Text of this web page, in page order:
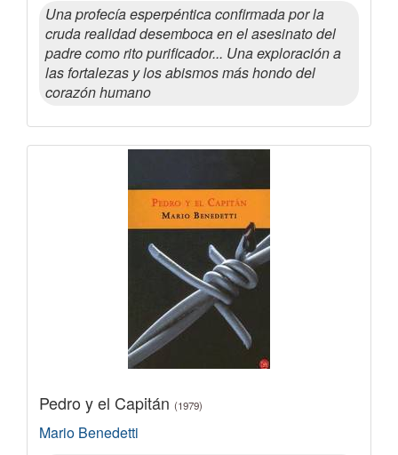
Una profecía esperpéntica confirmada por la
cruda realidad desemboca en el asesinato del
padre como rito purificador... Una exploración a
las fortalezas y los abismos más hondo del
corazón humano
Pedro y el Capitán (1979)
Mario Benedetti